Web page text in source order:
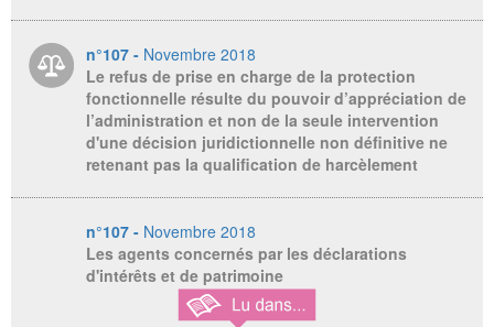
n°107 - Novembre 2018
Le refus de prise en charge de la protection
fonctionnelle résulte du pouvoir d’appréciation de
l’administration et non de la seule intervention
d'une décision juridictionnelle non définitive ne
retenant pas la qualification de harcèlement
n°107 - Novembre 2018
Les agents concernés par les déclarations
d'intérêts et de patrimoine